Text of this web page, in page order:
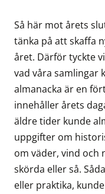
Så här mot årets
tänka på att skaffa
året. Därför tyckte
vad våra samlingar
almanacka är en
innehåller årets
äldre tider kunde
uppgifter om
om väder, vind och
skörda eller så.
eller praktika,